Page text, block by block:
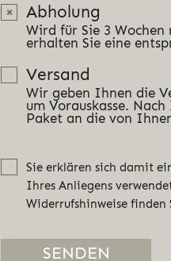
Abholung
Wird für Sie 3
erhalten Sie eine
Versand
Wir geben Ihnen die
um Vorauskasse.
Paket an die von
Sie erklären sich damit
Ihres Anliegens
Widerrufshinweise finden